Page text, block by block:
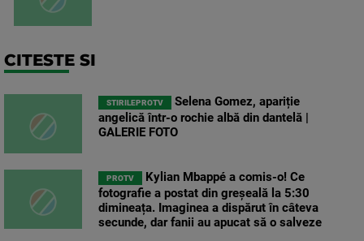
CITESTE SI
STIRILEPROTV
Selena Gomez, apariție
angelică într-o rochie albă din dantelă |
GALERIE FOTO
PROTV
Kylian Mbappé a comis-o! Ce
fotografie a postat din greșeală la 5:30
dimineața. Imaginea a dispărut în câteva
secunde, dar fanii au apucat să o salveze